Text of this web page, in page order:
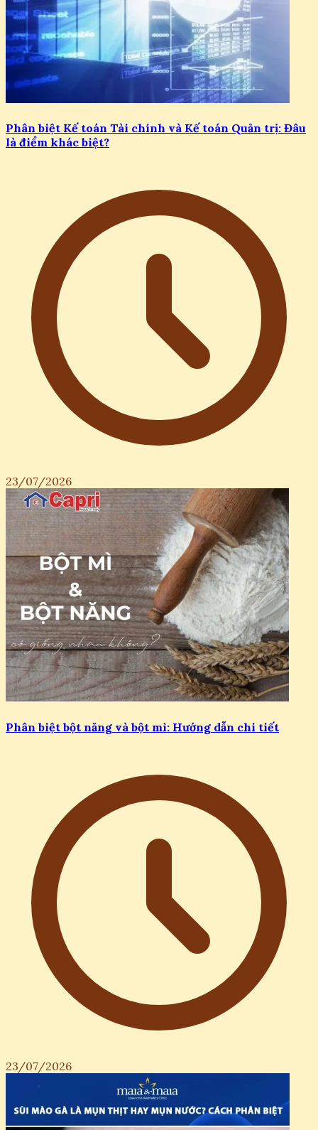
Phân biệt Kế toán Tài chính và Kế toán Quản trị: Đâu
là điểm khác biệt?
23/07/2026
Phân biệt bột năng và bột mì: Hướng dẫn chi tiết
23/07/2026